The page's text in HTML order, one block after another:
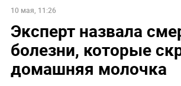
10 мая, 11:26
Эксперт назвала
болезни, которые
домашняя молочка